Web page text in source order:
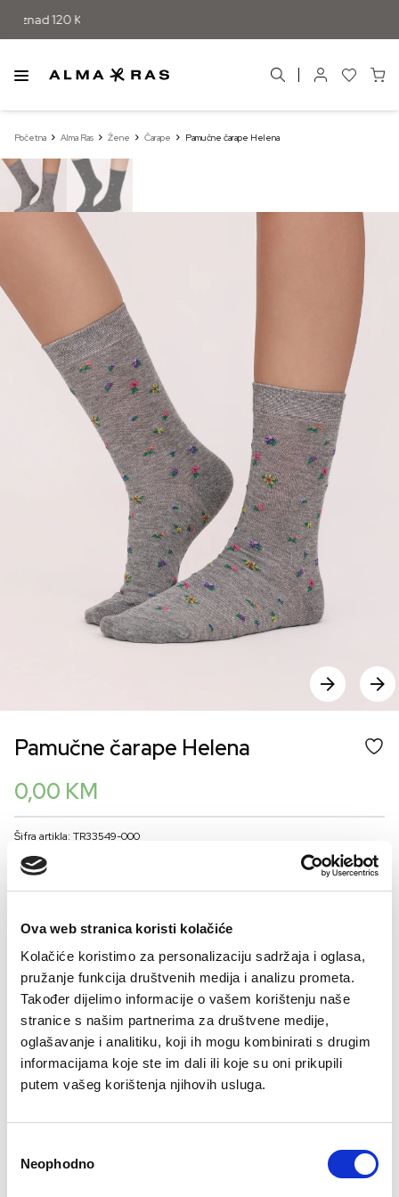
Ova web stranica koristi kolačiće
Kolačiće koristimo za personalizaciju sadržaja i oglasa,
pružanje funkcija društvenih medija i analizu prometa.
Također dijelimo informacije o vašem korištenju naše
stranice s našim partnerima za društvene medije,
oglašavanje i analitiku, koji ih mogu kombinirati s drugim
informacijama koje ste im dali ili koje su oni prikupili
putem vašeg korištenja njihovih usluga.
Selection
Neophodno
120 KM
Početna Alma Ras Žene Čarape Pamučne čarape Helena
Pamučne čarape Helena
0,00 KM
Šifra artikla: TR33549-000
BOJA
35-39
Kalkulator veličina
- + DODAJTE U KORPU